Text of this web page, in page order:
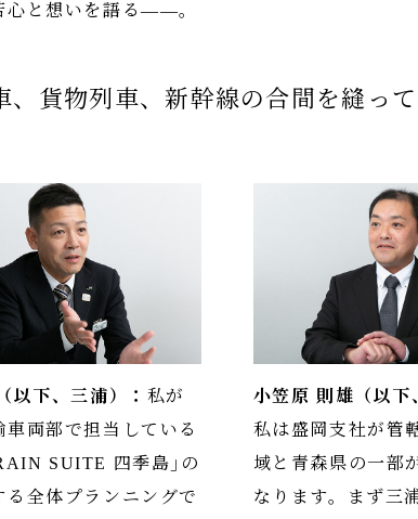
心と想いを語る――。
、貨物列車、新幹線の合間を縫っ
以下、三浦）： 私が
車両部で担当している
SUITE 四季島｣の
る全体プランニングで
小笠原 則雄（以下
私は盛岡支社が管
域と青森県の一部
なります。まず三